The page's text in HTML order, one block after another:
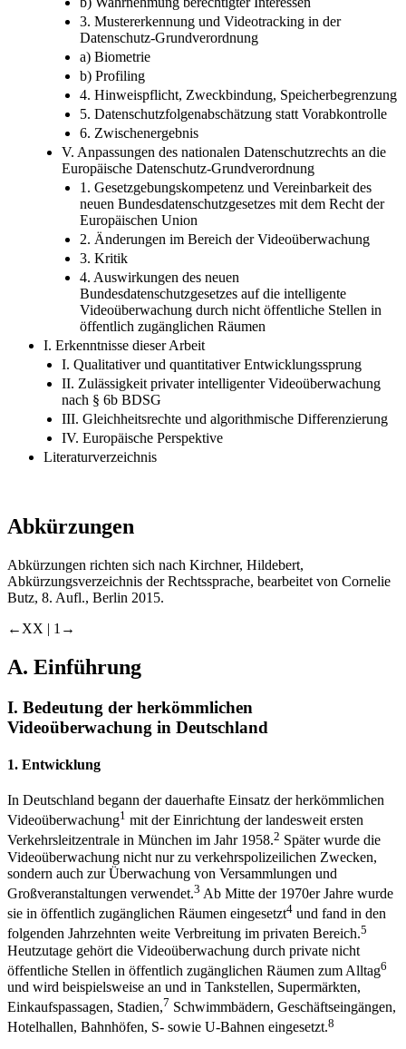
3. Mustererkennung und Videotracking in der
Datenschutz-Grundverordnung
a) Biometrie
b) Profiling
4. Hinweispflicht, Zweckbindung, Speicherbegrenzung
5. Datenschutzfolgenabschätzung statt Vorabkontrolle
6. Zwischenergebnis
V. Anpassungen des nationalen Datenschutzrechts an die
Europäische Datenschutz-Grundverordnung
1. Gesetzgebungskompetenz und Vereinbarkeit des
neuen Bundesdatenschutzgesetzes mit dem Recht der
Europäischen Union
2. Änderungen im Bereich der Videoüberwachung
3. Kritik
4. Auswirkungen des neuen
Bundesdatenschutzgesetzes auf die intelligente
Videoüberwachung durch nicht öffentliche Stellen in
öffentlich zugänglichen Räumen
I. Erkenntnisse dieser Arbeit
I. Qualitativer und quantitativer Entwicklungssprung
II. Zulässigkeit privater intelligenter Videoüberwachung
nach § 6b BDSG
III. Gleichheitsrechte und algorithmische Differenzierung
IV. Europäische Perspektive
Literaturverzeichnis
Abkürzungen
Abkürzungen richten sich nach Kirchner, Hildebert,
Abkürzungsverzeichnis der Rechtssprache, bearbeitet von Cornelie
Butz, 8. Aufl., Berlin 2015.
←XX | 1→
A. Einführung
I. Bedeutung der herkömmlichen
Videoüberwachung in Deutschland
1. Entwicklung
In Deutschland begann der dauerhafte Einsatz der herkömmlichen
Videoüberwachung1 mit der Einrichtung der landesweit ersten
Verkehrsleitzentrale in München im Jahr 1958.2 Später wurde die
Videoüberwachung nicht nur zu verkehrspolizeilichen Zwecken,
sondern auch zur Überwachung von Versammlungen und
Großveranstaltungen verwendet.3 Ab Mitte der 1970er Jahre wurde
sie in öffentlich zugänglichen Räumen eingesetzt4 und fand in den
folgenden Jahrzehnten weite Verbreitung im privaten Bereich.5
Heutzutage gehört die Videoüberwachung durch private nicht
öffentliche Stellen in öffentlich zugänglichen Räumen zum Alltag6
und wird beispielsweise an und in Tankstellen, Supermärkten,
Einkaufspassagen, Stadien,7 Schwimmbädern, Geschäftseingängen,
Hotelhallen, Bahnhöfen, S- sowie U-Bahnen eingesetzt.8